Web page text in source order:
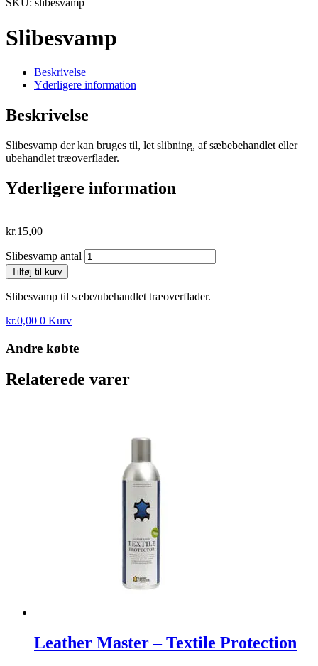
SKU: slibesvamp
Slibesvamp
Beskrivelse
Yderligere information
Beskrivelse
Slibesvamp der kan bruges til, let slibning, af sæbebehandlet eller
ubehandlet træoverflader.
Yderligere information
kr.15,00
Slibesvamp antal
Tilføj til kurv
Slibesvamp til sæbe/ubehandlet træoverflader.
kr.0,00 0 Kurv
Andre købte
Relaterede varer
Leather Master – Textile Protection